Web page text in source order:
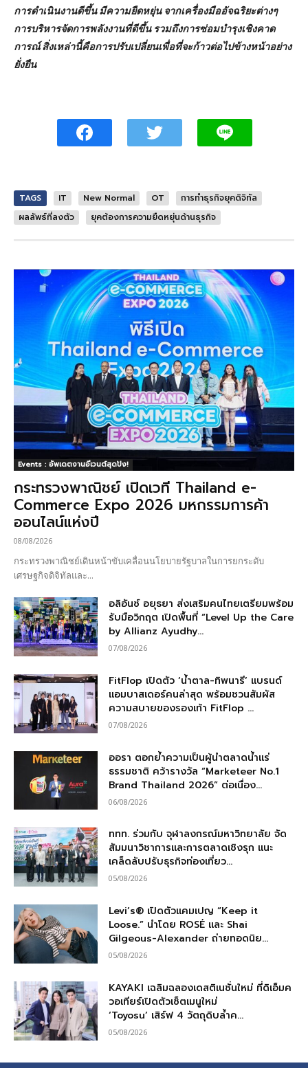
การดำเนินงานดีขึ้น มีความยืดหยุ่น จากเครื่องมืออัจฉริยะต่างๆ
การบริหารจัดการพลังงานที่ดีขึ้น รวมถึงการซ่อมบำรุงเชิงคาด
การณ์ สิ่งเหล่านี้คือการปรับเปลี่ยนเพื่อที่จะก้าวต่อไปข้างหน้าอย่าง
ยั่งยืน
TAGS IT New Normal OT
การทำธุรกิจยุคดิจิทัล
ผลลัพธ์ที่ลงตัว
ยุคต้องการความยืดหยุ่นด้านธุรกิจ
Events : อัพเดตงานอีเวนต์สุดปัง!
กระทรวงพาณิชย์ เปิดเวที Thailand e-
Commerce Expo 2026 มหกรรมการค้า
ออนไลน์แห่งปี
08/08/2026
กระทรวงพาณิชย์เดินหน้าขับเคลื่อนนโยบายรัฐบาลในการยกระดับ
เศรษฐกิจดิจิทัลและ...
อลิอันซ์ อยุธยา ส่งเสริมคนไทยเตรียมพร้อม
รับมือวิกฤต เปิดพื้นที่ “Level Up the Care
by Allianz Ayudhy...
07/08/2026
FitFlop เปิดตัว ‘น้ำตาล-ทิพนารี’ แบรนด์
แอมบาสเดอร์คนล่าสุด พร้อมชวนสัมผัส
ความสบายของรองเท้า FitFlop ...
07/08/2026
ออรา ตอกย้ำความเป็นผู้นำตลาดน้ำแร่
ธรรมชาติ คว้ารางวัล “Marketeer No.1
Brand Thailand 2026” ต่อเนื่อง...
06/08/2026
ททท. ร่วมกับ จุฬาลงกรณ์มหาวิทยาลัย จัด
สัมมนาวิชาการและการตลาดเชิงรุก แนะ
เคล็ดลับปรับธุรกิจท่องเที่ยว...
05/08/2026
Levi’s® เปิดตัวแคมเปญ “Keep it
Loose.” นำโดย ROSÉ และ Shai
Gilgeous-Alexander ถ่ายทอดนิย...
05/08/2026
KAYAKI เฉลิมฉลองเดสติเนชั่นใหม่ ที่ดิเอ็มค
วอเทียร์เปิดตัวเซ็ตเมนูใหม่
‘Toyosu’ เสิร์ฟ 4 วัตถุดิบล้ำค...
05/08/2026